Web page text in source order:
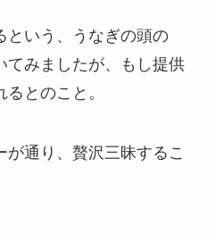
という、うなぎの頭の
てみましたが、もし提供
とのこと。
通り、贅沢三昧するこ